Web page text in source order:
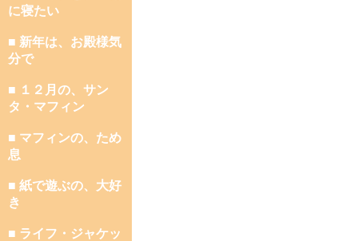
に寝たい
■ 新年は、お殿様気
分で
■ １２月の、サン
タ・マフィン
■ マフィンの、ため
息
■ 紙で遊ぶの、大好
き
■ ライフ・ジャケッ